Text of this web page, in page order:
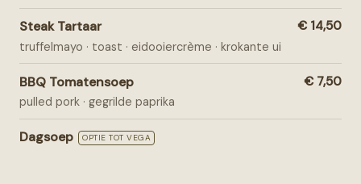
Steak Tartaar
truffelmayo · toast · eidooiercrème · krokante ui
€ 14,50
BBQ Tomatensoep
pulled pork · gegrilde paprika
€ 7,50
Dagsoep OPTIE TOT VEGA